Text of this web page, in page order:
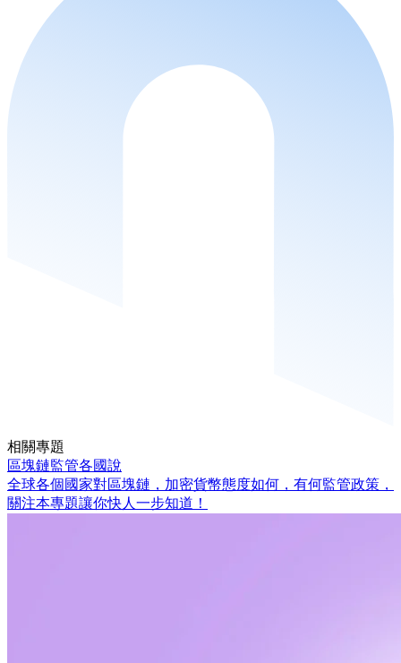
相關專題
區塊鏈監管各國說
全球各個國家對區塊鏈，加密貨幣態度如何，有何監管政策，
關注本專題讓你快人一步知道！